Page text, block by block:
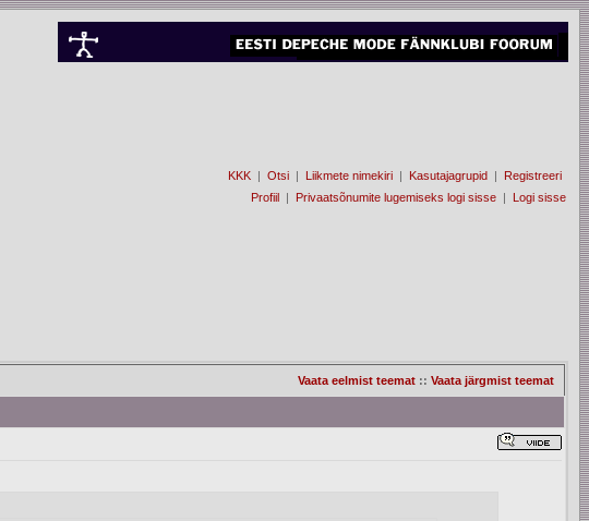
KKK | Otsi | Liikmete nimekiri | Kasutajagrupid | Registreeri
Profiil | Privaatsõnumite lugemiseks logi sisse | Logi sisse
Vaata eelmist teemat :: Vaata järgmist teemat